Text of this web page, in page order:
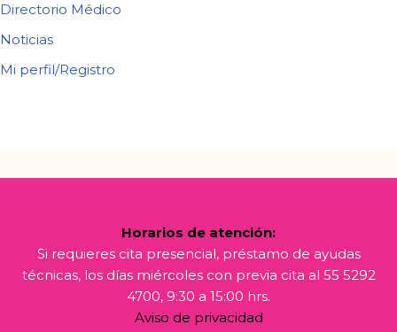
Directorio Médico
Noticias
Mi perfil/Registro
Horarios de atención:
Si requieres cita presencial, préstamo de ayudas
técnicas, los días miércoles con previa cita al 55 5292
4700, 9:30 a 15:00 hrs.
Aviso de privacidad